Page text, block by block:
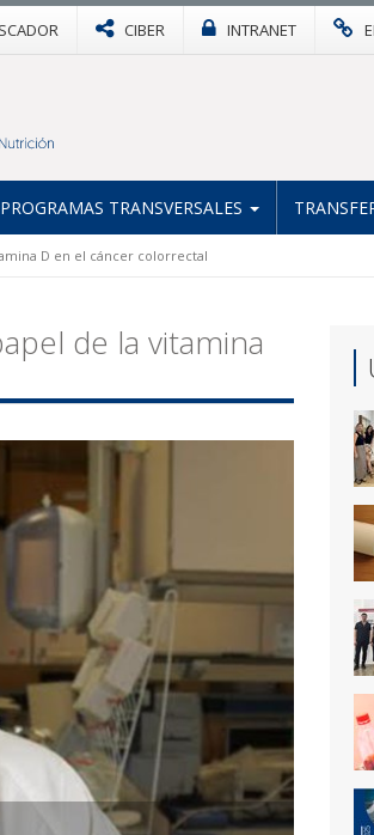
CIBER INTRANET
PROGRAMAS TRANSVERSALES
D en el cáncer colorrectal
de la vitamina